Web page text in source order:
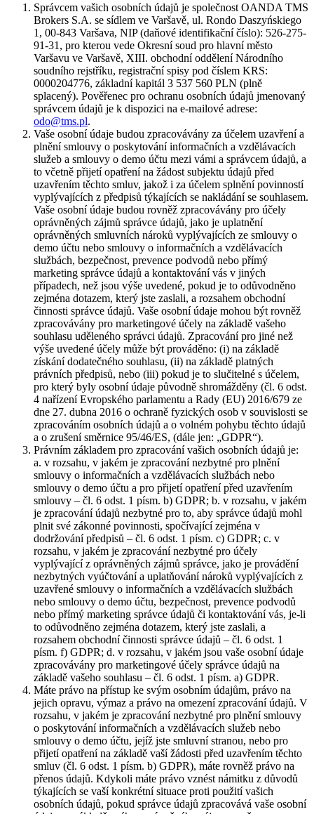
Správcem vašich osobních údajů je společnost OANDA TMS
Brokers S.A. se sídlem ve Varšavě, ul. Rondo Daszyńskiego
1, 00-843 Varšava, NIP (daňové identifikační číslo): 526-275-
91-31, pro kterou vede Okresní soud pro hlavní město
Varšavu ve Varšavě, XIII. obchodní oddělení Národního
soudního rejstříku, registrační spisy pod číslem KRS:
0000204776, základní kapitál 3 537 560 PLN (plně
splacený). Pověřenec pro ochranu osobních údajů jmenovaný
správcem údajů je k dispozici na e-mailové adrese:
odo@tms.pl.
Vaše osobní údaje budou zpracovávány za účelem uzavření a
plnění smlouvy o poskytování informačních a vzdělávacích
služeb a smlouvy o demo účtu mezi vámi a správcem údajů, a
to včetně přijetí opatření na žádost subjektu údajů před
uzavřením těchto smluv, jakož i za účelem splnění povinností
vyplývajících z předpisů týkajících se nakládání se souhlasem.
Vaše osobní údaje budou rovněž zpracovávány pro účely
oprávněných zájmů správce údajů, jako je uplatnění
oprávněných smluvních nároků vyplývajících ze smlouvy o
demo účtu nebo smlouvy o informačních a vzdělávacích
službách, bezpečnost, prevence podvodů nebo přímý
marketing správce údajů a kontaktování vás v jiných
případech, než jsou výše uvedené, pokud je to odůvodněno
zejména dotazem, který jste zaslali, a rozsahem obchodní
činnosti správce údajů. Vaše osobní údaje mohou být rovněž
zpracovávány pro marketingové účely na základě vašeho
souhlasu uděleného správci údajů. Zpracování pro jiné než
výše uvedené účely může být prováděno: (i) na základě
získání dodatečného souhlasu, (ii) na základě platných
právních předpisů, nebo (iii) pokud je to slučitelné s účelem,
pro který byly osobní údaje původně shromážděny (čl. 6 odst.
4 nařízení Evropského parlamentu a Rady (EU) 2016/679 ze
dne 27. dubna 2016 o ochraně fyzických osob v souvislosti se
zpracováním osobních údajů a o volném pohybu těchto údajů
a o zrušení směrnice 95/46/ES, (dále jen: „GDPR“).
Právním základem pro zpracování vašich osobních údajů je:
a. v rozsahu, v jakém je zpracování nezbytné pro plnění
smlouvy o informačních a vzdělávacích službách nebo
smlouvy o demo účtu a pro přijetí opatření před uzavřením
smlouvy – čl. 6 odst. 1 písm. b) GDPR; b. v rozsahu, v jakém
je zpracování údajů nezbytné pro to, aby správce údajů mohl
plnit své zákonné povinnosti, spočívající zejména v
dodržování předpisů – čl. 6 odst. 1 písm. c) GDPR; c. v
rozsahu, v jakém je zpracování nezbytné pro účely
vyplývající z oprávněných zájmů správce, jako je provádění
nezbytných vyúčtování a uplatňování nároků vyplývajících z
uzavřené smlouvy o informačních a vzdělávacích službách
nebo smlouvy o demo účtu, bezpečnost, prevence podvodů
nebo přímý marketing správce údajů či kontaktování vás, je-li
to odůvodněno zejména dotazem, který jste zaslali, a
rozsahem obchodní činnosti správce údajů – čl. 6 odst. 1
písm. f) GDPR; d. v rozsahu, v jakém jsou vaše osobní údaje
zpracovávány pro marketingové účely správce údajů na
základě vašeho souhlasu – čl. 6 odst. 1 písm. a) GDPR.
Máte právo na přístup ke svým osobním údajům, právo na
jejich opravu, výmaz a právo na omezení zpracování údajů. V
rozsahu, v jakém je zpracování nezbytné pro plnění smlouvy
o poskytování informačních a vzdělávacích služeb nebo
smlouvy o demo účtu, jejíž jste smluvní stranou, nebo pro
přijetí opatření na základě vaší žádosti před uzavřením těchto
smluv (čl. 6 odst. 1 písm. b) GDPR), máte rovněž právo na
přenos údajů. Kdykoli máte právo vznést námitku z důvodů
týkajících se vaší konkrétní situace proti použití vašich
osobních údajů, pokud správce údajů zpracovává vaše osobní